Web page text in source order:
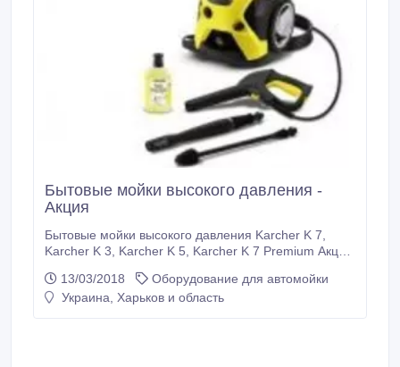
Бытовые мойки высокого давления -
Акция
Бытовые мойки высокого давления Karcher K 7,
Karcher K 3, Karcher K 5, Karcher K 7 Premium Акция
13/03/2018
Оборудование для автомойки
Украина, Харьков и область